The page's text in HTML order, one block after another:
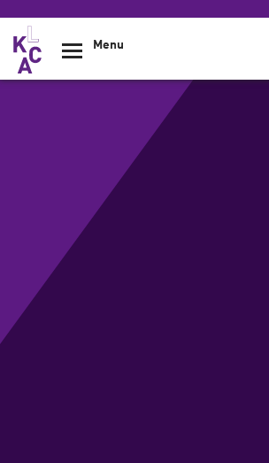
Overslaan en naar de inhoud gaan
Menu